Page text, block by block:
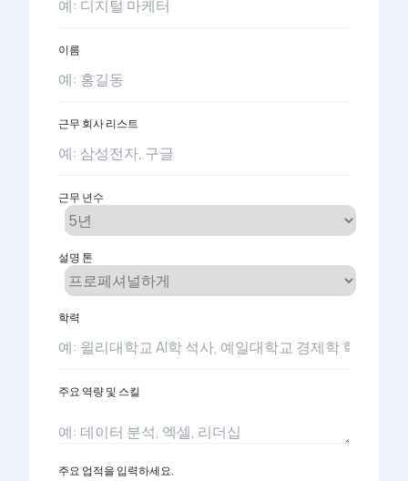
이름
근무 회사 리스트
근무 년수
설명 톤
학력
주요 역량 및 스킬
주요 업적을 입력하세요.